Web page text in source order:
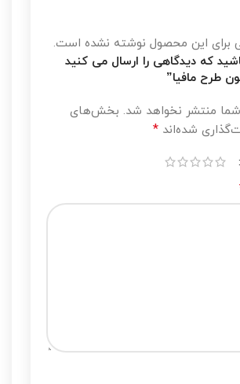
برای این محصول نوشته نشده است.
که دیدگاهی را ارسال می کنید
طرح مافیا”
منتشر نخواهد شد. بخش‌های
شده‌اند *